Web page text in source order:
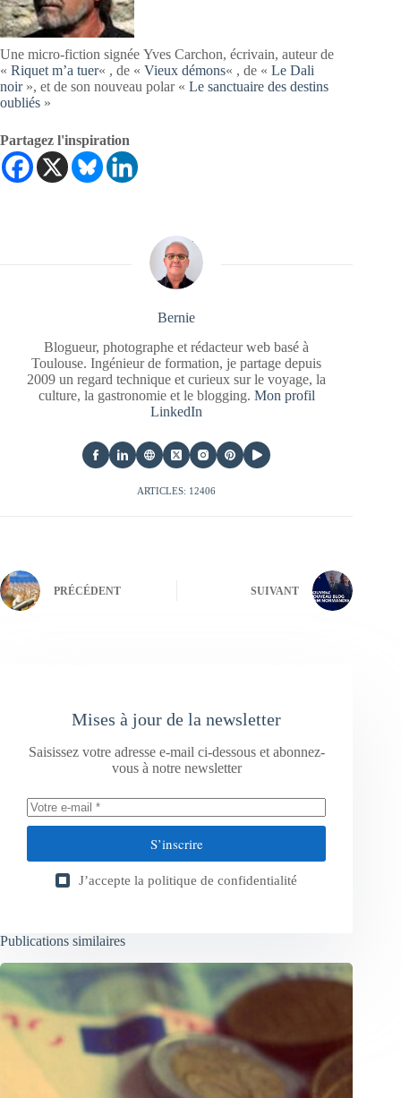
Une micro-fiction signée Yves Carchon, écrivain, auteur de
« Riquet m’a tuer« , de « Vieux démons« , de « Le Dali
noir», et de son nouveau polar « Le sanctuaire des destins
oubliés »
Partagez l'inspiration
Bernie
Blogueur, photographe et rédacteur web basé à
Toulouse. Ingénieur de formation, je partage depuis
2009 un regard technique et curieux sur le voyage, la
culture, la gastronomie et le blogging. Mon profil
LinkedIn
ARTICLES: 12406
PRÉCÉDENT SUIVANT
Mises à jour de la newsletter
Saisissez votre adresse e-mail ci-dessous et abonnez-
vous à notre newsletter
S’inscrire
J’accepte la politique de confidentialité
Publications similaires